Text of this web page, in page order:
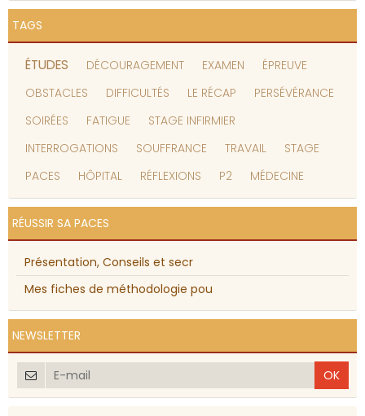
TAGS
ÉTUDES DÉCOURAGEMENT EXAMEN
ÉPREUVE
OBSTACLES
DIFFICULTÉS LE RÉCAP
PERSÉVÉRANCE
SOIRÉES
FATIGUE
STAGE INFIRMIER
INTERROGATIONS
SOUFFRANCE TRAVAIL
STAGE
PACES
HÔPITAL RÉFLEXIONS P2 MÉDECINE
RÉUSSIR SA PACES
Présentation, Conseils et secr
Mes fiches de méthodologie pou
NEWSLETTER
OK